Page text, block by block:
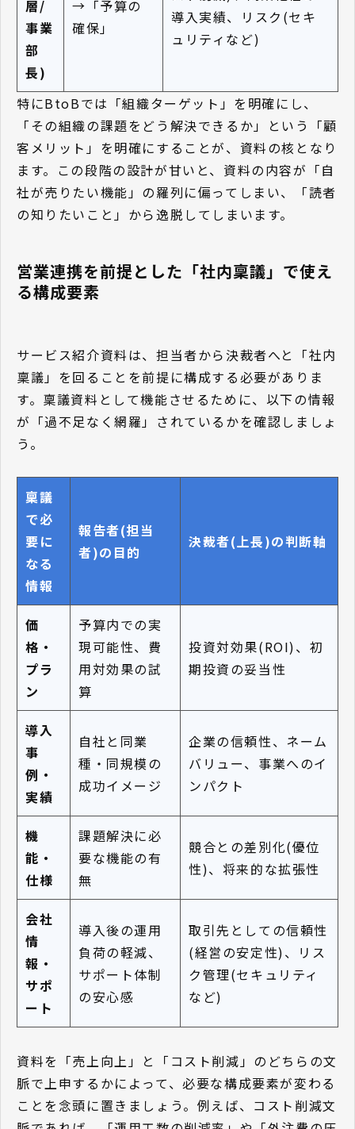
層/
事業
部
長)
→「予算の
確保」
導入実績、リスク(セキ
ュリティなど)
特にBtoBでは「組織ターゲット」を明確にし、
「その組織の課題をどう解決できるか」という「顧
客メリット」を明確にすることが、資料の核となり
ます。この段階の設計が甘いと、資料の内容が「自
社が売りたい機能」の羅列に偏ってしまい、「読者
の知りたいこと」から逸脱してしまいます。
営業連携を前提とした「社内稟議」で使え
る構成要素
サービス紹介資料は、担当者から決裁者へと「社内
稟議」を回ることを前提に構成する必要がありま
す。稟議資料として機能させるために、以下の情報
が「過不足なく網羅」されているかを確認しましょ
う。
稟議
で必
要に
なる
情報
報告者(担当
者)の目的
決裁者(上長)の判断軸
価
格・
プラ
ン
予算内での実
現可能性、費
用対効果の試
算
投資対効果(ROI)、初
期投資の妥当性
導入
事
例・
実績
自社と同業
種・同規模の
成功イメージ
企業の信頼性、ネーム
バリュー、事業へのイ
ンパクト
機
能・
仕様
課題解決に必
要な機能の有
無
競合との差別化(優位
性)、将来的な拡張性
会社
情
報・
サポ
ート
導入後の運用
負荷の軽減、
サポート体制
の安心感
取引先としての信頼性
(経営の安定性)、リス
ク管理(セキュリティ
など)
資料を「売上向上」と「コスト削減」のどちらの文
脈で上申するかによって、必要な構成要素が変わる
ことを念頭に置きましょう。例えば、コスト削減文